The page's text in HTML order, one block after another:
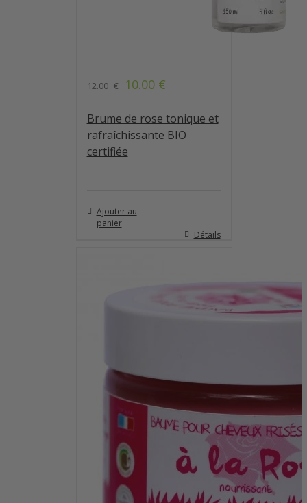
12.00 € 10.00 €
Brume de rose tonique et
rafraîchissante BIO
certifiée
Ajouter au
panier
Détails